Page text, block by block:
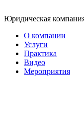
Юридическая
О компании
Услуги
Практика
Видео
Мероприятия